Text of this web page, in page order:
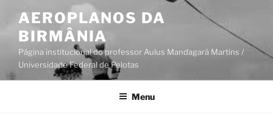
conteúdo
AEROPLANOS DA
BIRMÂNIA
Página institucional do professor Aulus Mandagará Martins /
Universidade Federal de Pelotas
Menu